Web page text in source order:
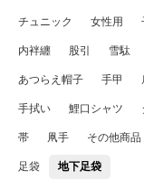
チュニック 女性用
内袢纏 股引 雪駄
あつらえ帽子 手甲
手拭い 鯉口シャツ
帯 凧手 その他商品
足袋 地下足袋